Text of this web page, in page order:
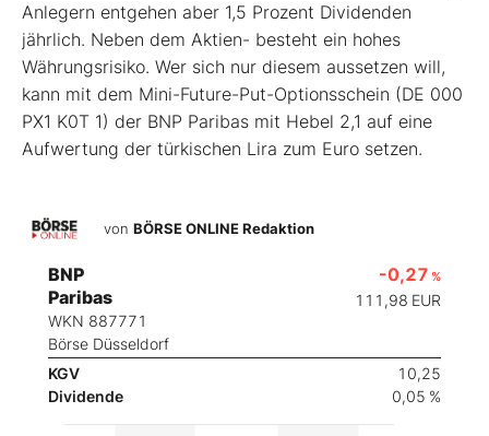
Anlegern entgehen aber 1,5 Prozent Dividenden
jährlich. Neben dem Aktien- besteht ein hohes
Währungsrisiko. Wer sich nur diesem aussetzen will,
kann mit dem Mini-Future-Put-Optionsschein (DE 000
PX1 K0T 1) der BNP Paribas mit Hebel 2,1 auf eine
Aufwertung der türkischen Lira zum Euro setzen.
von BÖRSE ONLINE Redaktion
BNP
Paribas
WKN 887771
Börse Düsseldorf
-0,27 %
111,98 EUR
KGV
10,25
Dividende
0,05 %